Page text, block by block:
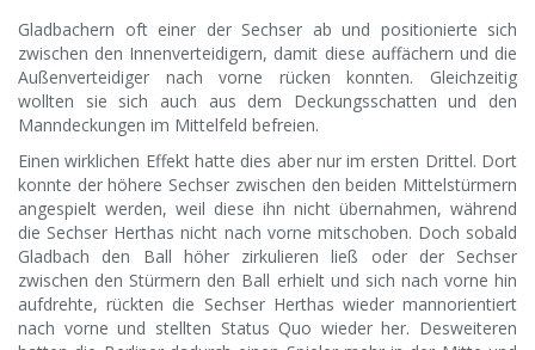
Gladbachern oft einer der Sechser ab und positionierte sich
zwischen den Innenverteidigern, damit diese auffächern und die
Außenverteidiger nach vorne rücken konnten. Gleichzeitig
wollten sie sich auch aus dem Deckungsschatten und den
Manndeckungen im Mittelfeld befreien.
Einen wirklichen Effekt hatte dies aber nur im ersten Drittel. Dort
konnte der höhere Sechser zwischen den beiden Mittelstürmern
angespielt werden, weil diese ihn nicht übernahmen, während
die Sechser Herthas nicht nach vorne mitschoben. Doch sobald
Gladbach den Ball höher zirkulieren ließ oder der Sechser
zwischen den Stürmern den Ball erhielt und sich nach vorne hin
aufdrehte, rückten die Sechser Herthas wieder mannorientiert
nach vorne und stellten Status Quo wieder her. Desweiteren